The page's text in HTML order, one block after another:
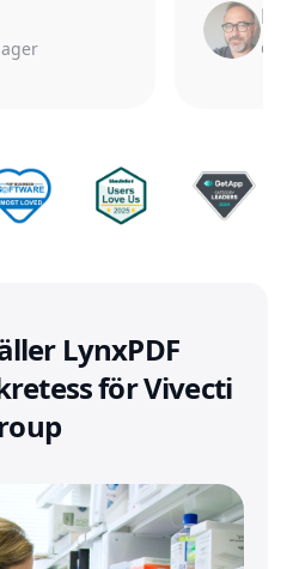
LynxPDF
för Vivecti